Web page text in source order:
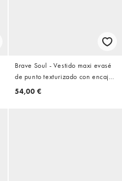
Brave Soul - Vestido maxi evasé
de punto texturizado con encaje
y tirantes en crema
54,00 €